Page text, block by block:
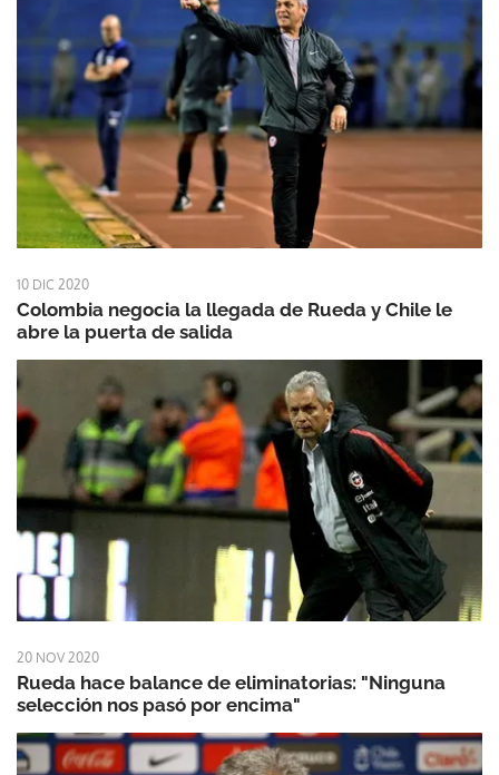
10 DIC 2020
Colombia negocia la llegada de Rueda y Chile le
abre la puerta de salida
20 NOV 2020
Rueda hace balance de eliminatorias: "Ninguna
selección nos pasó por encima"